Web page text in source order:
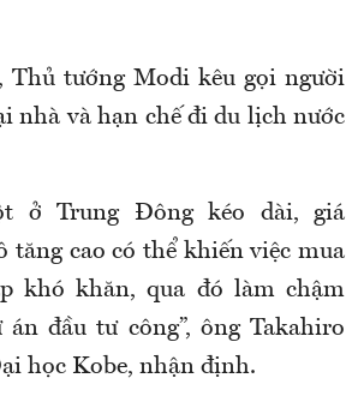
Thủ tướng Modi kêu gọi người
nhà và hạn chế đi du lịch nước
ở Trung Đông kéo dài, giá
tăng cao có thể khiến việc mua
khó khăn, qua đó làm chậm
đầu tư công”, ông Takahiro
học Kobe, nhận định.